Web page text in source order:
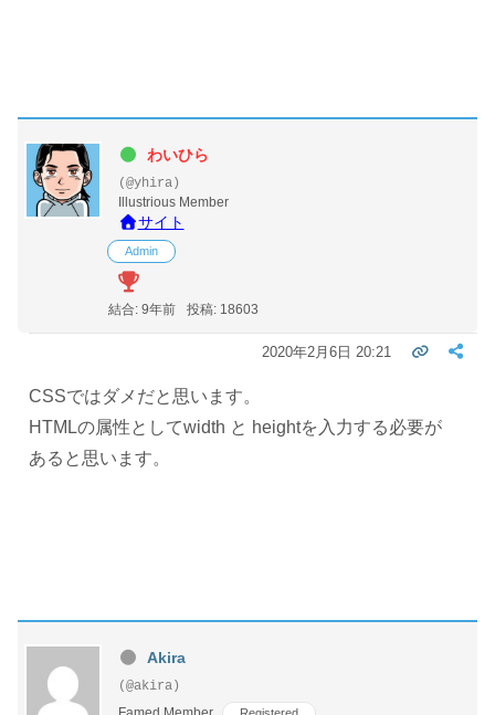
わいひら
(@yhira)
Illustrious Member
サイト
Admin
結合: 9年前 投稿: 18603
2020年2月6日 20:21
CSSではダメだと思います。
HTMLの属性としてwidth と heightを入力する必要が
あると思います。
Akira
(@akira)